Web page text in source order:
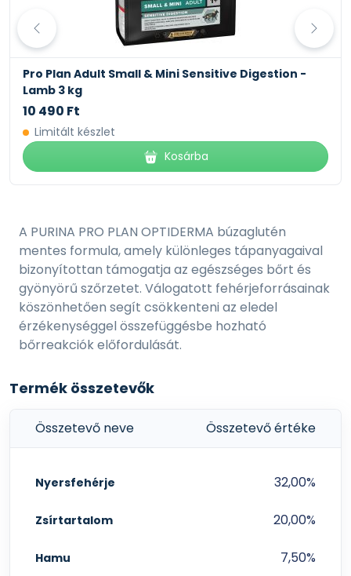
Pro Plan Adult Small & Mini Sensitive Digestion -
Lamb 3 kg
10 490 Ft
Limitált készlet
Kosárba
A PURINA PRO PLAN OPTIDERMA búzaglutén
mentes formula, amely különleges tápanyagaival
bizonyítottan támogatja az egészséges bőrt és
gyönyörű szőrzetet. Válogatott fehérjeforrásainak
köszönhetően segít csökkenteni az eledel
érzékenységgel összefüggésbe hozható
bőrreakciók előfordulását.
Termék összetevők
Összetevő neve Összetevő értéke
Nyersfehérje 32,00%
Zsírtartalom 20,00%
Hamu 7,50%